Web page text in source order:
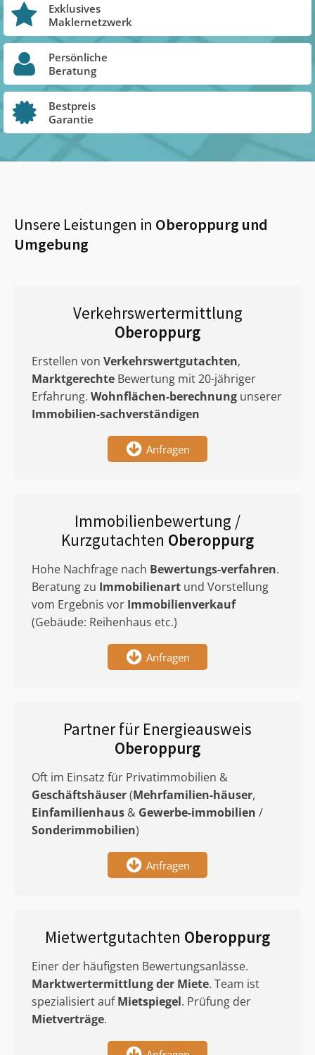
Exklusives
Maklernetzwerk
Persönliche
Beratung
Bestpreis
Garantie
Unsere Leistungen in Oberoppurg und
Umgebung
Verkehrswertermittlung
Oberoppurg
Erstellen von Verkehrswertgutachten,
Marktgerechte Bewertung mit 20-jähriger
Erfahrung. Wohnflächen-berechnung unserer
Immobilien-sachverständigen
Anfragen
Immobilienbewertung /
Kurzgutachten Oberoppurg
Hohe Nachfrage nach Bewertungs-verfahren.
Beratung zu Immobilienart und Vorstellung
vom Ergebnis vor Immobilienverkauf
(Gebäude: Reihenhaus etc.)
Anfragen
Partner für Energieausweis
Oberoppurg
Oft im Einsatz für Privatimmobilien &
Geschäftshäuser(Mehrfamilien-häuser,
Einfamilienhaus & Gewerbe-immobilien /
Sonderimmobilien)
Anfragen
Mietwertgutachten Oberoppurg
Einer der häufigsten Bewertungsanlässe.
Marktwertermittlungder Miete. Team ist
spezialisiert aufMietspiegel. Prüfung der
Mietverträge.